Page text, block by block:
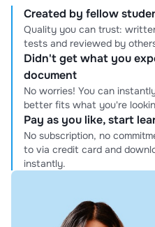
Created by fellow
Quality you can trust:
tests and reviewed by
Didn't get what you
document
No worries! You can
better fits what you're
Pay as you like, start
No subscription, no
to via credit card and
instantly.